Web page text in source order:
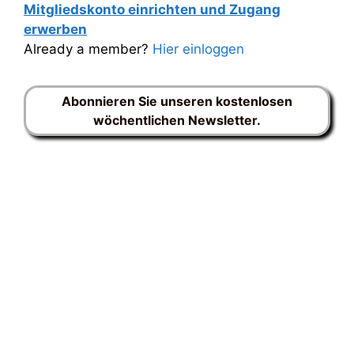
Mitgliedskonto einrichten und Zugang
erwerben
Already a member? Hier einloggen
Abonnieren Sie unseren kostenlosen
wöchentlichen Newsletter.